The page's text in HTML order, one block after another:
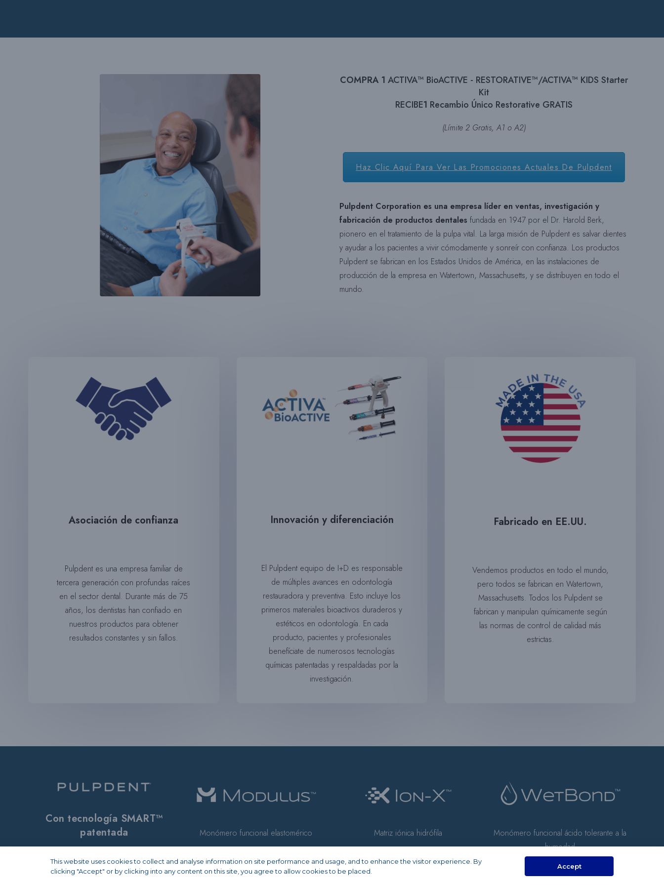
COMPRA 1 ACTIVA™ BioACTIVE - RESTORATIVE™/ACTIVA™ KIDS Starter
Kit
RECIBE1 Recambio Único Restorative GRATIS
(Límite 2 Gratis, A1 o A2)
Haz Clic Aquí Para Ver Las Promociones Actuales De Pulpdent
Pulpdent Corporation es una empresa líder en ventas, investigación y
fabricación de productos dentales fundada en 1947 por el Dr. Harold Berk,
pionero en el tratamiento de la pulpa vital. La larga misión de Pulpdent es salvar dientes
y ayudar a los pacientes a vivir cómodamente y sonreír con confianza. Los productos
Pulpdent se fabrican en los Estados Unidos de América, en las instalaciones de
producción de la empresa en Watertown, Massachusetts, y se distribuyen en todo el
mundo.
Asociación de confianza
Pulpdentes una empresa familiar de
tercera generación con profundas raíces
en el sector dental. Durante más de 75
años, los dentistas han confiado en
nuestros productos para obtener
resultados constantes y sin fallos.
Innovación y diferenciación
El Pulpdentequipo de I+D es responsable
de múltiples avances en odontología
restauradora y preventiva. Esto incluye los
primeros materiales bioactivos duraderos y
estéticos en odontología. En cada
producto, pacientes y profesionales
benefíciate de numerosos tecnologías
químicas patentadas y respaldadas por la
investigación.
Fabricado en EE.UU.
Vendemos productos en todo el mundo,
pero todos se fabrican en Watertown,
Massachusetts. Todos los Pulpdentse
fabrican y manipulan químicamente según
las normas de control de calidad más
estrictas.
Con tecnología SMART™
patentada
Monómero funcional elastomérico Matriz iónica hidrófila
Monómero funcional ácido tolerante a la
humedad
This website uses cookies to collect and analyse information on site performance and usage, and to enhance the visitor experience. By
clicking "Accept" or by clicking into any content on this site, you agree to allow cookies to be placed.
Accept